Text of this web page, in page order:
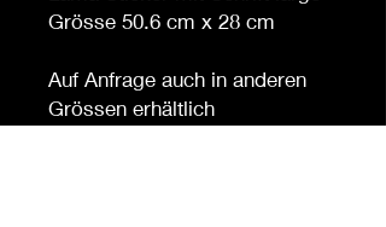
Grösse 50.6 cm x 28 cm
Auf Anfrage auch in anderen
Grössen erhältlich